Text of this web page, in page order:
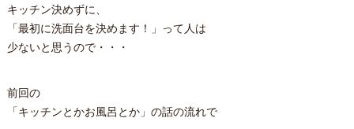
キッチン決めずに、
「最初に洗面台を決めます！」って人は
少ないと思うので・・・
前回の
「キッチンとかお風呂とか」の話の流れで